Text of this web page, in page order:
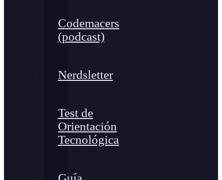
Codemacers
(podcast)
Nerdsletter
Test de
Orientación
Tecnológica